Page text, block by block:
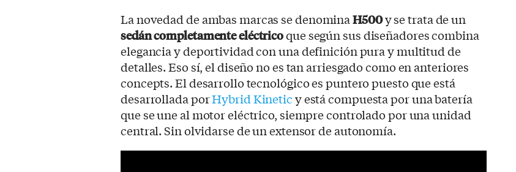
La novedad de ambas marcas se denominaH500y se trata de un
sedán completamente eléctricoque según sus diseñadores combina
elegancia y deportividad con una definición pura y multitud de
detalles. Eso sí, el diseño no es tan arriesgado como en anteriores
concepts. El desarrollo tecnológico es puntero puesto que está
desarrollada porHybrid Kineticy está compuesta por una batería
que se une al motor eléctrico, siempre controlado por una unidad
central. Sin olvidarse de un extensor de autonomía.